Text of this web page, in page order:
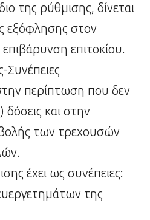
της ρύθμισης, δίνεται
εξόφλησης στον
επιτοκίου.
Συνέπειες
περίπτωση που δεν
και στην
των τρεχουσών
έχει ως συνέπειες:
της